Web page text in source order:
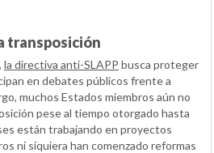
transposición
la directiva anti-SLAPP busca proteger
en debates públicos frente a
muchos Estados miembros aún no
pese al tiempo otorgado hasta
están trabajando en proyectos
ni siquiera han comenzado reformas